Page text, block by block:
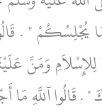
يُجْلِسُكُمْ ‏"‏ ‏.‏
وَمَنَّ
قَالُوا آللَّهِ مَا